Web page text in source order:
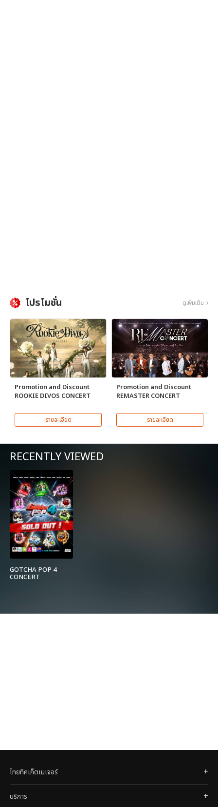
โปรโมชั่น ดูเพิ่มเติม
Promotion and Discount
ROOKIE DIVOS CONCERT
รายละเอียด
Promotion and Discount
REMASTER CONCERT
รายละเอียด
RECENTLY VIEWED
GOTCHA POP 4
CONCERT
ไทยทิคเก็ตเมเจอร์
บริการ